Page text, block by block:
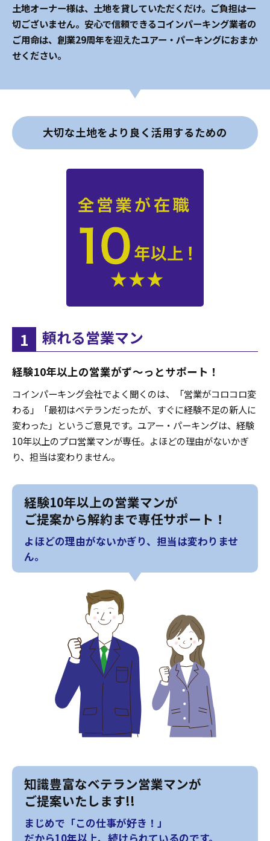
土地オーナー様は、土地を貸していただくだけ。ご負担は一
切ございません。安心で信頼できるコインパーキング業者の
ご用命は、創業29周年を迎えたユアー・パーキングにおまか
せください。
大切な土地をより良く活用するための
1 頼れる営業マン
経験10年以上の営業がず〜っとサポート！
コインパーキング会社でよく聞くのは、「営業がコロコロ変
わる」「最初はベテランだったが、すぐに経験不足の新人に
変わった」というご意見です。ユアー・パーキングは、経験
10年以上のプロ営業マンが専任。よほどの理由がないかぎ
り、担当は変わりません。
経験10年以上の営業マンが
ご提案から解約まで専任サポート！
よほどの理由がないかぎり、担当は変わりませ
ん。
知識豊富なベテラン営業マンが
ご提案いたします!!
まじめで「この仕事が好き！」
だから10年以上、続けられているのです。